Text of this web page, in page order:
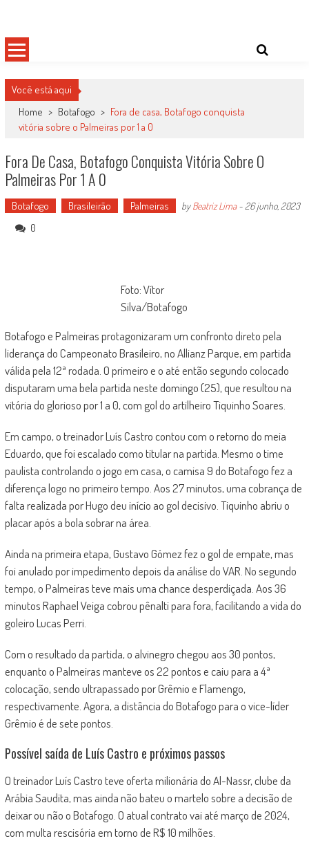
content
Você está aqui
Home > Botafogo > Fora de casa, Botafogo conquista
vitória sobre o Palmeiras por 1 a 0
Fora De Casa, Botafogo Conquista Vitória Sobre O
Palmeiras Por 1 A 0
Botafogo Brasileirão Palmeiras byBeatriz Lima- 26 junho, 2023
0
Foto: Vítor
Silva/Botafogo
Botafogo e Palmeiras protagonizaram um confronto direto pela
liderança do Campeonato Brasileiro, no Allianz Parque, em partida
válida pela 12ª rodada. O primeiro e o até então segundo colocado
disputaram uma bela partida neste domingo (25), que resultou na
vitória do glorioso por 1 a 0, com gol do artilheiro Tiquinho Soares.
Em campo, o treinador Luís Castro contou com o retorno do meia
Eduardo, que foi escalado como titular na partida. Mesmo o time
paulista controlando o jogo em casa, o camisa 9 do Botafogo fez a
diferença logo no primeiro tempo. Aos 27 minutos, uma cobrança de
falta realizada por Hugo deu início ao gol decisivo. Tiquinho abriu o
placar após a bola sobrar na área.
Ainda na primeira etapa, Gustavo Gómez fez o gol de empate, mas
foi anulado por impedimento depois da análise do VAR. No segundo
tempo, o Palmeiras teve mais uma chance desperdiçada. Aos 36
minutos Raphael Veiga cobrou pênalti para fora, facilitando a vida do
goleiro Lucas Perri.
Com o resultado da partida, o alvinegro chegou aos 30 pontos,
enquanto o Palmeiras manteve os 22 pontos e caiu para a 4ª
colocação, sendo ultrapassado por Grêmio e Flamengo,
respectivamente. Agora, a distância do Botafogo para o vice-líder
Grêmio é de sete pontos.
Possível saída de Luís Castro e próximos passos
O treinador Luís Castro teve oferta milionária do Al-Nassr, clube da
Arábia Saudita, mas ainda não bateu o martelo sobre a decisão de
deixar ou não o Botafogo. O atual contrato vai até março de 2024,
com multa rescisória em torno de R$ 10 milhões.